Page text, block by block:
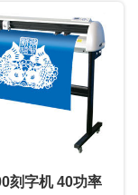
刻字机 40功率